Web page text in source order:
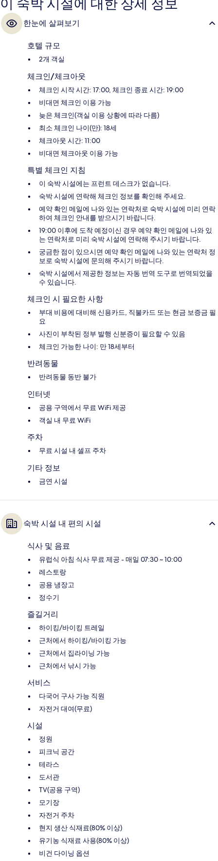
이 숙박 시설에 대한 상세 정보
한눈에 살펴보기
호텔 규모
2개 객실
체크인/체크아웃
체크인 시작 시간: 17:00, 체크인 종료 시간: 19:00
비대면 체크인 이용 가능
늦은 체크인(객실 이용 상황에 따라 다름)
최소 체크인 나이(만): 18세
체크아웃 시간: 11:00
비대면 체크아웃 이용 가능
특별 체크인 지침
이 숙박 시설에는 프런트 데스크가 없습니다.
숙박 시설에 연락해 체크인 정보를 확인해 주세요.
예약 확인 메일에 나와 있는 연락처로 숙박 시설에 미리 연락
하여 체크인 안내를 받으시기 바랍니다.
19:00 이후에 도착 예정이신 경우 예약 확인 메일에 나와 있
는 연락처로 미리 숙박 시설에 연락해 주시기 바랍니다.
궁금한 점이 있으시면 예약 확인 메일에 나와 있는 연락처 정
보로 숙박 시설에 문의해 주시기 바랍니다.
숙박 시설에서 제공한 정보는 자동 번역 도구로 번역되었을
수 있습니다.
체크인 시 필요한 사항
부대 비용에 대비해 신용카드, 직불카드 또는 현금 보증금 필
요
사진이 부착된 정부 발행 신분증이 필요할 수 있음
체크인 가능한 나이: 만 18세부터
반려동물
반려동물 동반 불가
인터넷
공용 구역에서 무료 WiFi 제공
객실 내 무료 WiFi
주차
무료 시설 내 셀프 주차
기타 정보
금연 시설
숙박 시설 내 편의 시설
식사 및 음료
유럽식 아침 식사 무료 제공 - 매일 07:30 ~ 10:00
레스토랑
공용 냉장고
정수기
즐길거리
하이킹/바이킹 트레일
근처에서 하이킹/바이킹 가능
근처에서 집라이닝 가능
근처에서 낚시 가능
서비스
다국어 구사 가능 직원
자전거 대여(무료)
시설
정원
피크닉 공간
테라스
도서관
TV(공용 구역)
모기장
자전거 주차
현지 생산 식재료(80% 이상)
유기농 식재료 사용(80% 이상)
비건 다이닝 옵션